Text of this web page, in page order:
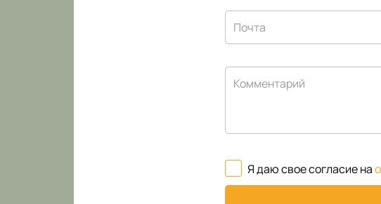
Почта
Комментарий
Я даю свое согласие на